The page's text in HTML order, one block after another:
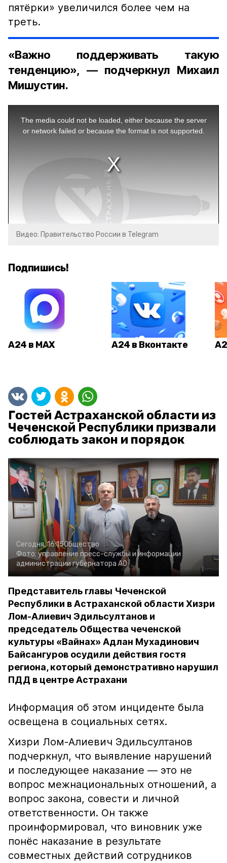
пятёрки» увеличился более чем на
треть.
«Важно поддерживать такую
тенденцию», — подчеркнул Михаил
Мишустин.
The media could not be loaded, either because the server
or network failed or because the format is not supported.
Видео: Правительство России в Telegram
Подпишись!
А24 в MAX А24 в Вконтакте
Гостей Астраханской области из
Чеченской Республики призвали
соблюдать закон и порядок
Сегодня, 16:15Общество
Фото: управление пресс-службы и информации
администрации губернатора АО
Представитель главы Чеченской
Республики в Астраханской области Хизри
Лом-Алиевич Эдильсултанов и
председатель Общества чеченской
культуры «Вайнах» Адлан Мухадинович
Байсангуров осудили действия гостя
региона, который демонстративно нарушил
ПДД в центре Астрахани
Информация об этом инциденте была
освещена в социальных сетях.
Хизри Лом-Алиевич Эдильсултанов
подчеркнул, что выявление нарушений
и последующее наказание — это не
вопрос межнациональных отношений, а
вопрос закона, совести и личной
ответственности. Он также
проинформировал, что виновник уже
понёс наказание в результате
совместных действий сотрудников